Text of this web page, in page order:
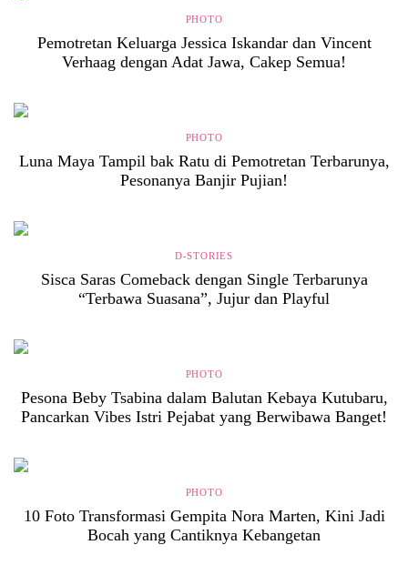
PHOTO
Pemotretan Keluarga Jessica Iskandar dan Vincent
Verhaag dengan Adat Jawa, Cakep Semua!
PHOTO
Luna Maya Tampil bak Ratu di Pemotretan Terbarunya,
Pesonanya Banjir Pujian!
D-STORIES
Sisca Saras Comeback dengan Single Terbarunya
“Terbawa Suasana”, Jujur dan Playful
PHOTO
Pesona Beby Tsabina dalam Balutan Kebaya Kutubaru,
Pancarkan Vibes Istri Pejabat yang Berwibawa Banget!
PHOTO
10 Foto Transformasi Gempita Nora Marten, Kini Jadi
Bocah yang Cantiknya Kebangetan